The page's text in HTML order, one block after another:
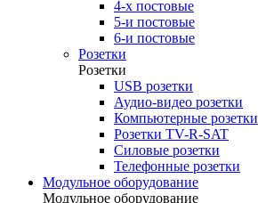
4-х постовые
5-и постовые
6-и постовые
Розетки
Розетки
USB розетки
Аудио-видео розетки
Компьютерные розетки
Розетки TV-R-SAT
Силовые розетки
Телефонные розетки
Модульное оборудование
Модульное оборудование